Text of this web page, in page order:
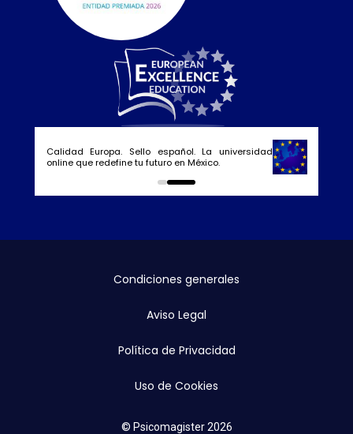
Calidad Europa. Sello español. La universidad
online que redefine tu futuro en México.
0 1
Condiciones generales
Aviso Legal
Política de Privacidad
Uso de Cookies
© Psicomagister 2026